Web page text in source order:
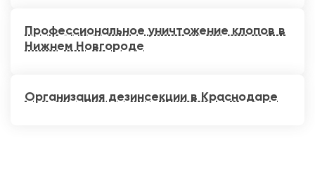
Профессиональное уничтожение клопов в
Нижнем Новгороде
Организация дезинсекции в Краснодаре